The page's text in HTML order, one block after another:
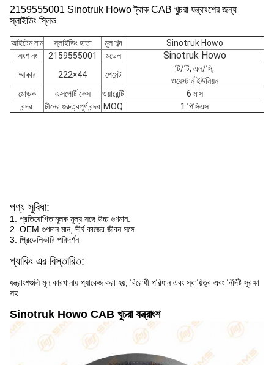
2159555001 Sinotruk Howo ট্রাক CAB খুচরা যন্ত্রাংশের জন্য
স্লাইডিং স্লিভ
আইটেম নাম স্লাইডিং হাতা মূল শব্দ
Sinotruk Howo
অংশ নং
2159555001 মডেল Sinotruk Howo
আকার 222×44 পেমেন্ট
টি/টি, এল/সি,
ওয়েস্টার্ন ইউনিয়ন
মোড়ক
এক্সপোর্ট কেস ওয়ারেন্টি
6 মাস
বন্দর
চীনের গুরুত্বপূর্ণ বন্দর MOQ 1 পিসিএস
পণ্য সুবিধা:
1. প্রতিযোগিতামূলক মূল্য সঙ্গে উচ্চ গুণমান.
2. OEM গুণমান মান, দীর্ঘ কাজের জীবন সঙ্গে.
3. প্রিডেলিভারি পরিদর্শন
প্যাকিং এর বিস্তারিত:
যন্ত্রাংশগুলি মূল কারখানায় প্যাকেজ করা হয়, বিরোধী পরিধান এবং স্থায়িত্ব এবং নির্দিষ্ট সুরক্ষা
সহ
Sinotruk Howo CAB খুচরা যন্ত্রাংশ